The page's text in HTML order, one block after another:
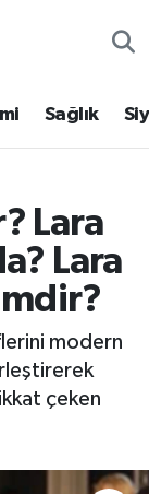
Sağlık
Lara
Lara
modern
çeken